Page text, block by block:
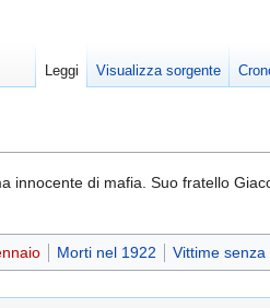
innocente di mafia. Suo fratello
Morti nel 1922 Vittime senza
Leggi Visualizza sorgente